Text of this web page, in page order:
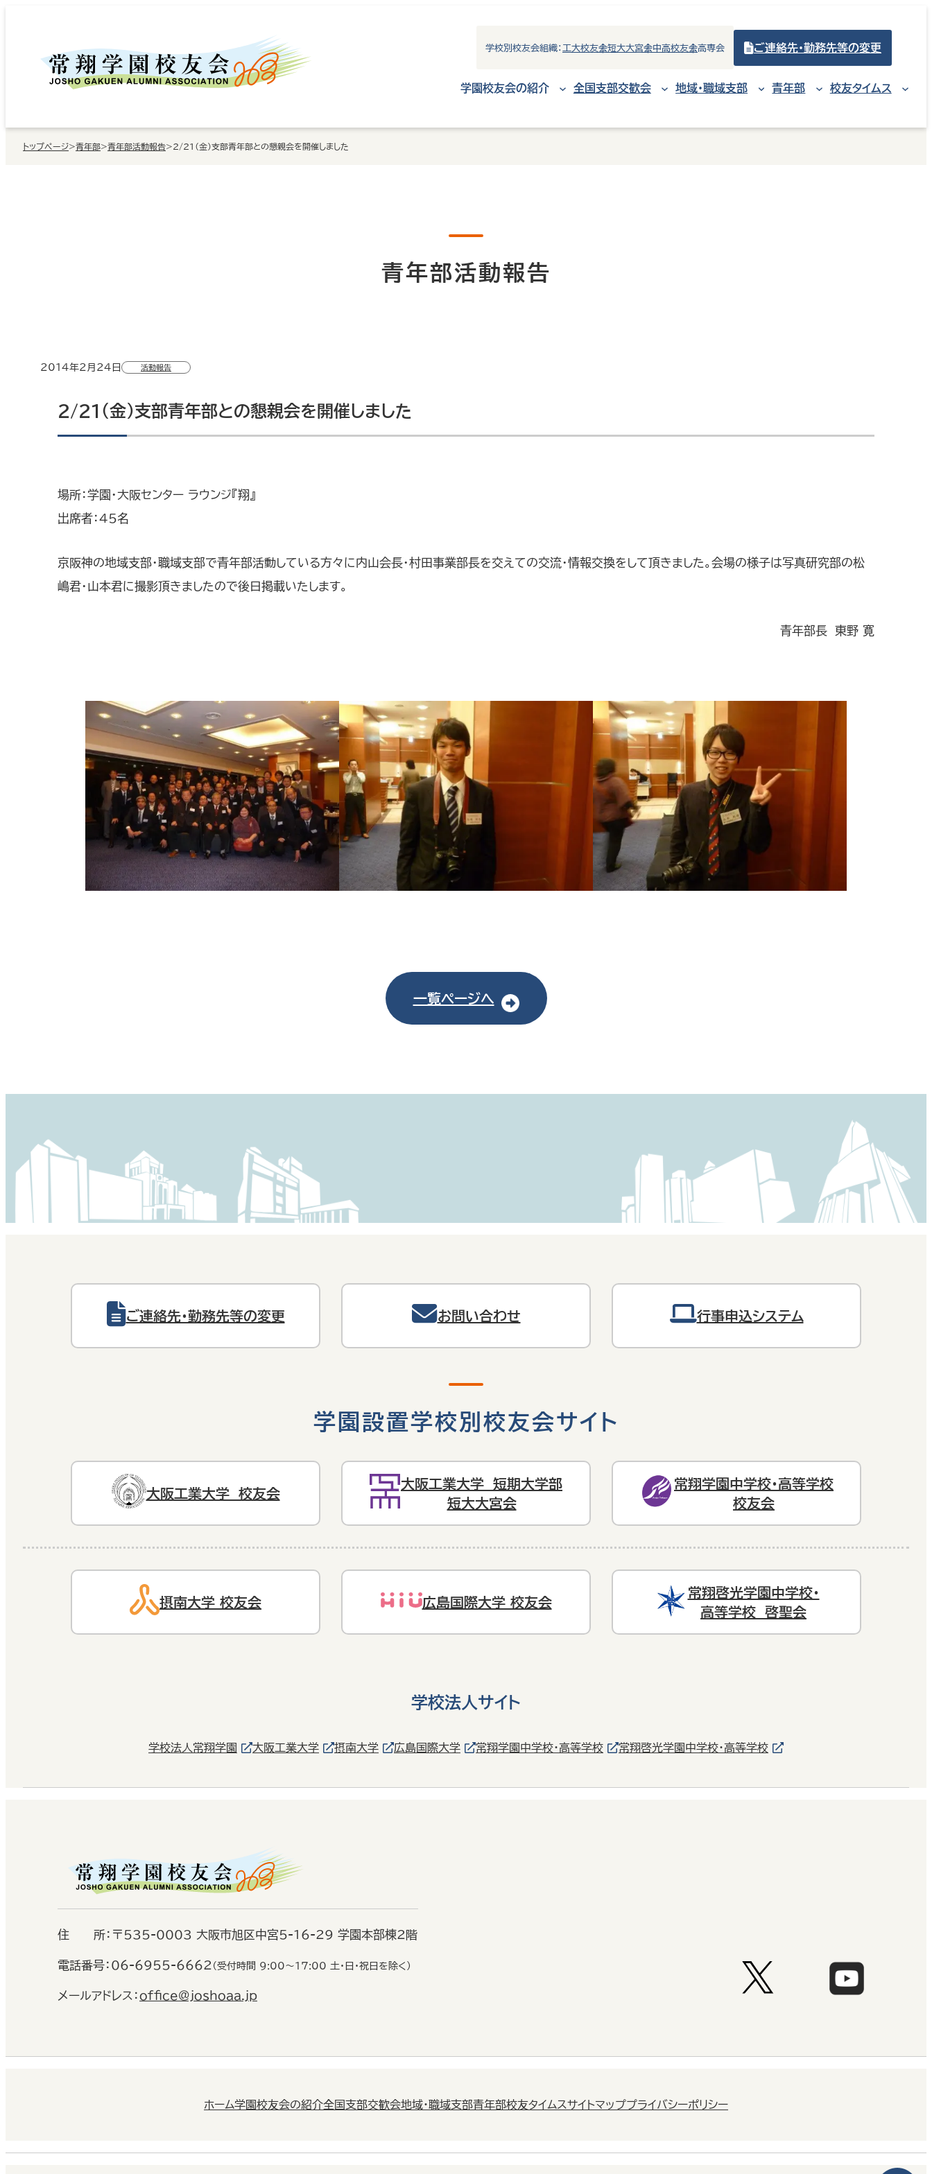
学校別校友会組織： 工大校友会短大大宮会中高校友会高専会 ご連絡先・勤務先等の変更
学園校友会の紹介 全国支部交歓会 地域・職域支部 青年部 校友タイムス
トップページ>青年部>青年部活動報告>2/21（金）支部青年部との懇親会を開催しました
青年部活動報告
2014年2月24日 活動報告
2/21（金）支部青年部との懇親会を開催しました
場所：学園・大阪センター ラウンジ『翔』
出席者：45名
京阪神の地域支部・職域支部で青年部活動している方々に内山会長・村田事業部長を交えての交流・情報交換をして頂きました。会場の様子は写真研究部の松
嶋君・山本君に撮影頂きましたので後日掲載いたします。
青年部長 東野 寛
一覧ページへ
ご連絡先・勤務先等の変更 お問い合わせ 行事申込システム
学園設置学校別校友会サイト
大阪工業大学 校友会
大阪工業大学 短期大学部
短大大宮会
常翔学園中学校・高等学校
校友会
摂南大学 校友会 広島国際大学 校友会
常翔啓光学園中学校・
高等学校 啓聖会
学校法人サイト
学校法人常翔学園 大阪工業大学 摂南大学 広島国際大学 常翔学園中学校・高等学校 常翔啓光学園中学校・高等学校
住 所： 〒535-0003 大阪市旭区中宮5-16-29 学園本部棟2階
電話番号： 06-6955-6662 （受付時間 9:00〜17:00 土・日・祝日を除く）
メールアドレス：office@joshoaa.jp
ホーム学園校友会の紹介全国支部交歓会地域・職域支部青年部校友タイムスサイトマッププライバシーポリシー